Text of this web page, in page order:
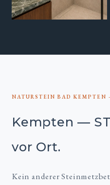
NATURSTEIN BAD KEMPTEN
Kempten —
vor Ort.
Kein anderer